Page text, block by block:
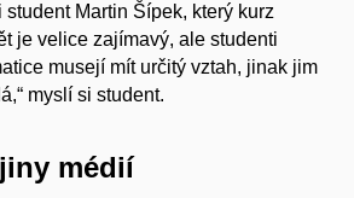
student Martin Šípek, který kurz
je velice zajímavý, ale studenti
musejí mít určitý vztah, jinak jim
myslí si student.
médií